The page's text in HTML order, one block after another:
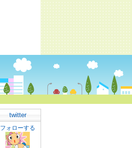
twitter
フォローする